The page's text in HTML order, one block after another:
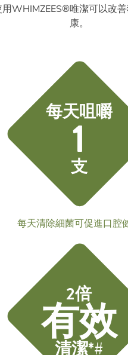
用WHIMZEES®唯潔可以改
康。
每天咀嚼
1
支
每天清除細菌可促進口腔
2倍
有效
清潔*#